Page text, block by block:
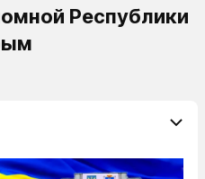
Республики